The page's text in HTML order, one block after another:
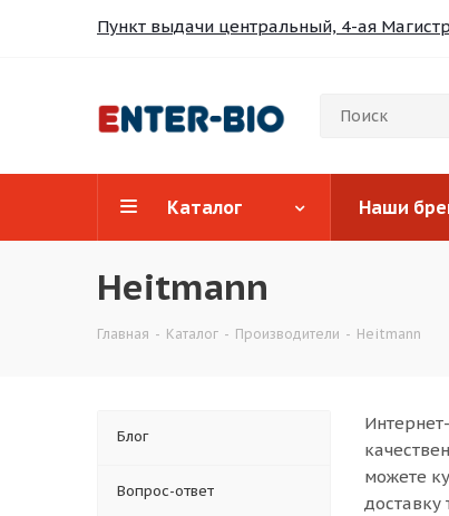
Пункт выдачи центральный, 4-ая
Каталог Наши
Heitmann
Главная - Каталог - Производители - Heitmann
можете
доставку
Блог
Вопрос-ответ